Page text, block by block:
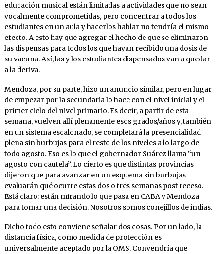
educación musical están limitadas a actividades que no sean
vocalmente comprometidas, pero concentrar a todos los
estudiantes en un aula y hacerlos hablar no tendría el mismo
efecto. A esto hay que agregar el hecho de que se eliminaron
las dispensas para todos los que hayan recibido una dosis de
su vacuna. Así, las y los estudiantes dispensados van a quedar
a la deriva.
Mendoza, por su parte, hizo un anuncio similar, pero en lugar
de empezar por la secundaria lo hace con el nivel inicial y el
primer ciclo del nivel primario. Es decir, a partir de esta
semana, vuelven allí plenamente esos grados/años y, también
en un sistema escalonado, se completará la presencialidad
plena sin burbujas para el resto de los niveles a lo largo de
todo agosto. Eso es lo que el gobernador Suárez llama “un
agosto con cautela”. Lo cierto es que distintas provincias
dijeron que para avanzar en un esquema sin burbujas
evaluarán qué ocurre estas dos o tres semanas post receso.
Está claro: están mirando lo que pasa en CABA y Mendoza
para tomar una decisión. Nosotros somos conejillos de indias.
Dicho todo esto conviene señalar dos cosas. Por un lado, la
distancia física, como medida de protección es
universalmente aceptado por la OMS. Convendría que